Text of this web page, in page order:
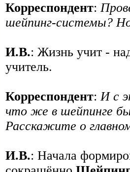
Корреспондент:
шейпинг-системы?
И.В.: Жизнь учит -
учитель.
Корреспондент:И с
что же в шейпинге
Расскажите о
И.В.: Начала